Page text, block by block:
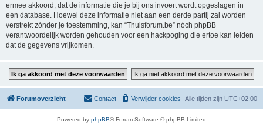
ermee akkoord, dat de informatie die je bij ons invoert wordt opgeslagen in
een database. Hoewel deze informatie niet aan een derde partij zal worden
verstrekt zónder je toestemming, kan “Thuisforum.be” nóch phpBB
verantwoordelijk worden gehouden voor een hackpoging die ertoe kan leiden
dat de gegevens vrijkomen.
Forumoverzicht Alle tijden zijn UTC+02:00
Verwijder cookies
Contact
Powered by phpBB® Forum Software © phpBB Limited